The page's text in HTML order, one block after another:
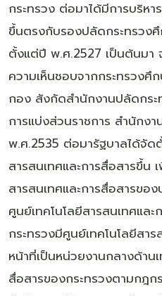
กระทรวง ต่อมาได้มีการบริหา
ขึ้นตรงกับรองปลัดกระทรวง
ตั้งแต่ปี พ.ศ.2527 เป็นต้นมา
ความเห็นชอบจากกระทรวงศึ
กอง สังกัดสำนักงานปลัดกระ
การแบ่งส่วนราชการ สำนักง
พ.ศ.2535 ต่อมารัฐบาลได้จัด
สารสนเทศและการสื่อสารขึ้น
สารสนเทศและการสื่อสารขอ
ศูนย์เทคโนโลยีสารสนเทศแล
กระทรวงมีศูนย์เทคโนโลยีสา
หน้าที่เป็นหน่วยงานกลางด้าน
สื่อสารของกระทรวงตามกฎก